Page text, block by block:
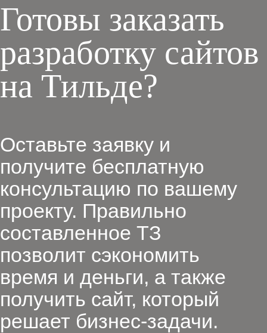
Готовы заказать
разработку сайтов
на Тильде?
Оставьте заявку и
получите бесплатную
консультацию по вашему
проекту. Правильно
составленное ТЗ
позволит сэкономить
время и деньги, а также
получить сайт, который
решает бизнес-задачи.